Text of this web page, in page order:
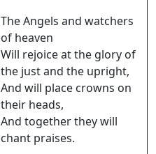
The Angels and watchers
of heaven
Will rejoice at the glory of
the just and the upright,
And will place crowns on
their heads,
And together they will
chant praises.